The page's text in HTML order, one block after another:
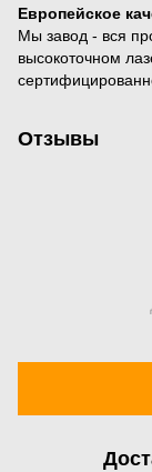
Европейское
Мы завод - вся
высокоточном
Отзывы